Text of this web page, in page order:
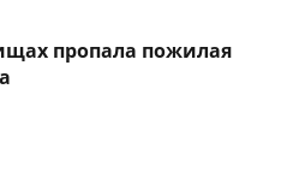
пропала пожилая